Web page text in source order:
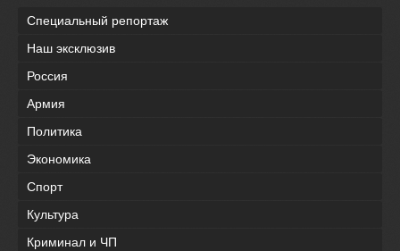
Специальный репортаж
Наш эксклюзив
Россия
Армия
Политика
Экономика
Спорт
Культура
Криминал и ЧП